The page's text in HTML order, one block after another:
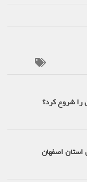
را شروع کرد؟
استان اصفهان